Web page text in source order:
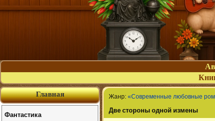
Жанр: «Современные любовные
Две стороны одной измены
Главная
Фантастика